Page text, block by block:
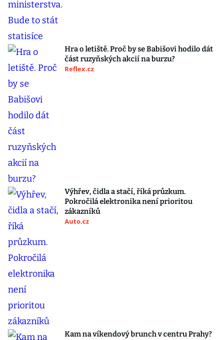
Hra o letiště. Proč by se Babišovi hodilo dát
část ruzyňských akcií na burzu?
Reflex.cz
Výhřev, čidla a stačí, říká průzkum.
Pokročilá elektronika není prioritou
zákazníků
Auto.cz
Kam na víkendový brunch v centru Prahy?